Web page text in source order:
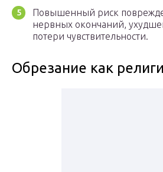
Повышенный риск
нервных окончаний,
потери чувствительности.
Обрезание как